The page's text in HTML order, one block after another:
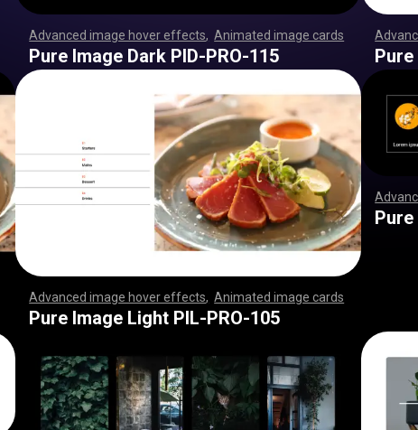
Advanced image hover effects ,Animated image cards
,,,,,,,,,,,,,,,,,,,,,,,,,,,,,,,,,, ,,,,,,,,,,,,,,,,,,,,,,,,,
,,,,,,,,,,,,,,,,,,,,,,,,,,,,,,,,,, ,,,,,,,,,,,,,,,,,,,,,,,,,
,,,,,,,,,,,,,,,,,,,,,,,,,,,,,,,,,, ,,,,,,,,,,,,,,,,,,,,,,,,,
,,,,,,,
Pure Image Dark PID-PRO-115
,,,,,,,,
,,,,,,,,
,,,,,,,,
,,,,,,,
Pure
Advanced image hover effects ,Animated image cards
,,,,,,,,,,,,,,,,,,,,,,,,,,,,,,,,,, ,,,,,,,,,,,,,,,,,,,,,,,,,
,,,,,,,,,,,,,,,,,,,,,,,,,,,,,,,,,, ,,,,,,,,,,,,,,,,,,,,,,,,,
,,,,,,,,,,,,,,,,,,,,,,,,,,,,,,,,,, ,,,,,,,,,,,,,,,,,,,,,,,,,
,,,,,,,
Pure Image Light PIL-PRO-105
,,,,,,,,
,,,,,,,,
,,,,,,,,
,,,,,,,
Pure